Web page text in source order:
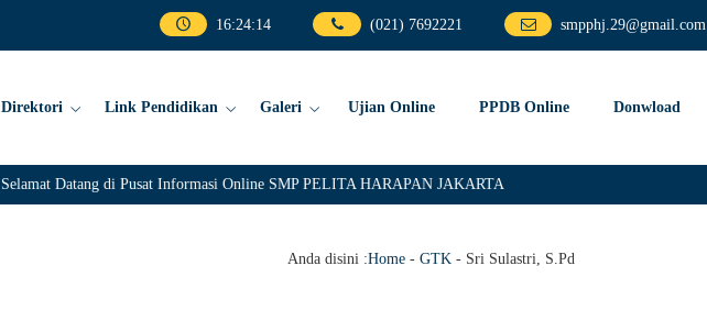
16:24:14 (021) 7692221 smpphj.29@gmail.com
Direktori Link Pendidikan Galeri Ujian Online PPDB Online Donwload
Selamat Datang di Pusat Informasi Online SMP PELITA HARAPAN JAKARTA
Anda disini :Home- GTK- Sri Sulastri, S.Pd